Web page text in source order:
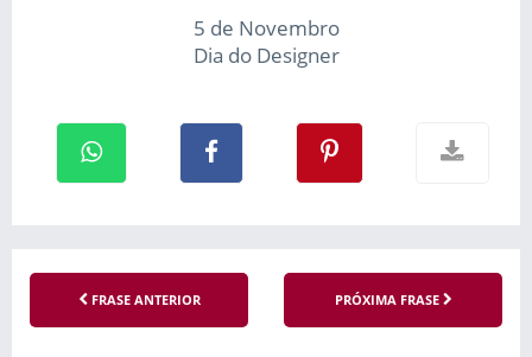
5 de Novembro
Dia do Designer
FRASE ANTERIOR PRÓXIMA FRASE